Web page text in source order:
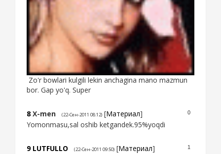
Zo'r bowlari kulgili lekin anchagina mano mazmun
bor. Gap yo'q. Super
0
8 X-men (22-Сен-2011 08:12) [Материал]
Yomonmasu,sal oshib ketgandek.95%yoqdi
1
9 LUTFULLO (22-Сен-2011 09:50) [Материал]